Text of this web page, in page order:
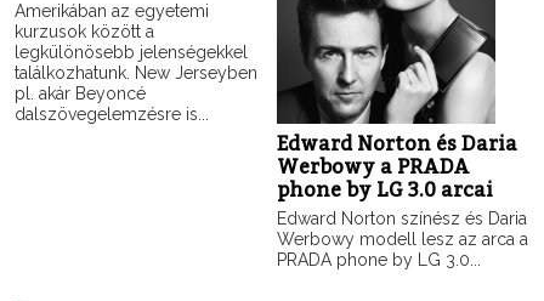
Amerikában az egyetemi
kurzusok között a
legkülönösebb jelenségekkel
találkozhatunk. New Jerseyben
pl. akár Beyoncé
dalszövegelemzésre is...
Edward Norton és Daria
Werbowy a PRADA
phone by LG 3.0 arcai
Edward Norton színész és Daria
Werbowy modell lesz az arca a
PRADA phone by LG 3.0...